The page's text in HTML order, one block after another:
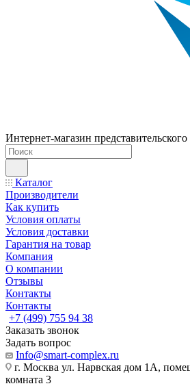
Интернет-магазин представительского
Каталог
Производители
Как купить
Условия оплаты
Условия доставки
Гарантия на товар
Компания
О компании
Отзывы
Контакты
Контакты
+7 (499) 755 94 38
Заказать звонок
Задать вопрос
Info@smart-complex.ru
г. Москва ул. Нарвская дом 1А,
комната 3